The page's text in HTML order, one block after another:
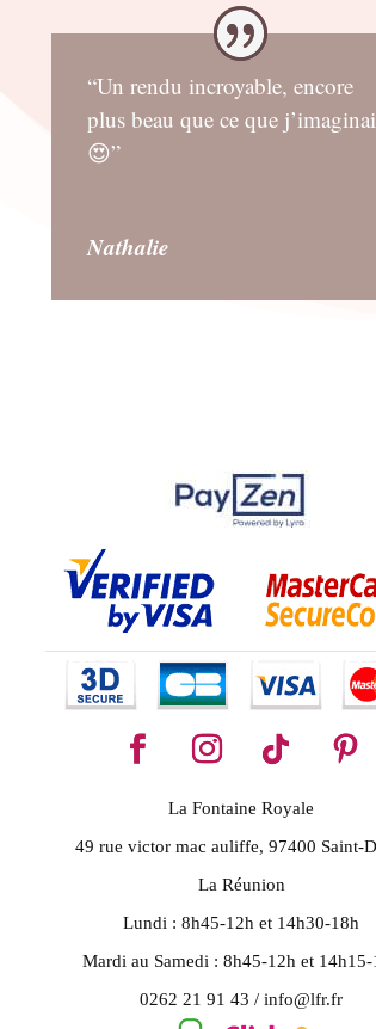
“Un rendu incroyable, encore
plus beau que ce que
😍”
Nathalie
La Fontaine Royale
49 rue victor mac auliffe, 97400 Saint-
La Réunion
Lundi : 8h45-12h et 14h30-18h
Mardi au Samedi : 8h45-12h et 14h15-
0262 21 91 43 / info@lfr.fr